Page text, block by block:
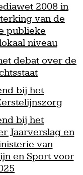
2008 in
van de
publieke
niveau
debat over de
bij het
bij het
Jaarverslag en
van
en Sport voor